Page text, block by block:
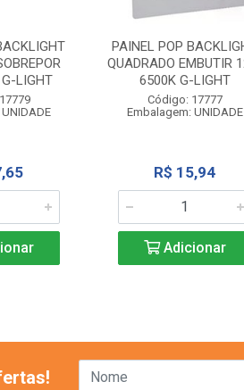
LIGHT
PAINEL POP
QUADRADO EMBUTIR
6500K G-LIGHT
Código: 17777
Embalagem: UNIDADE
R$ 15,94
Adicionar